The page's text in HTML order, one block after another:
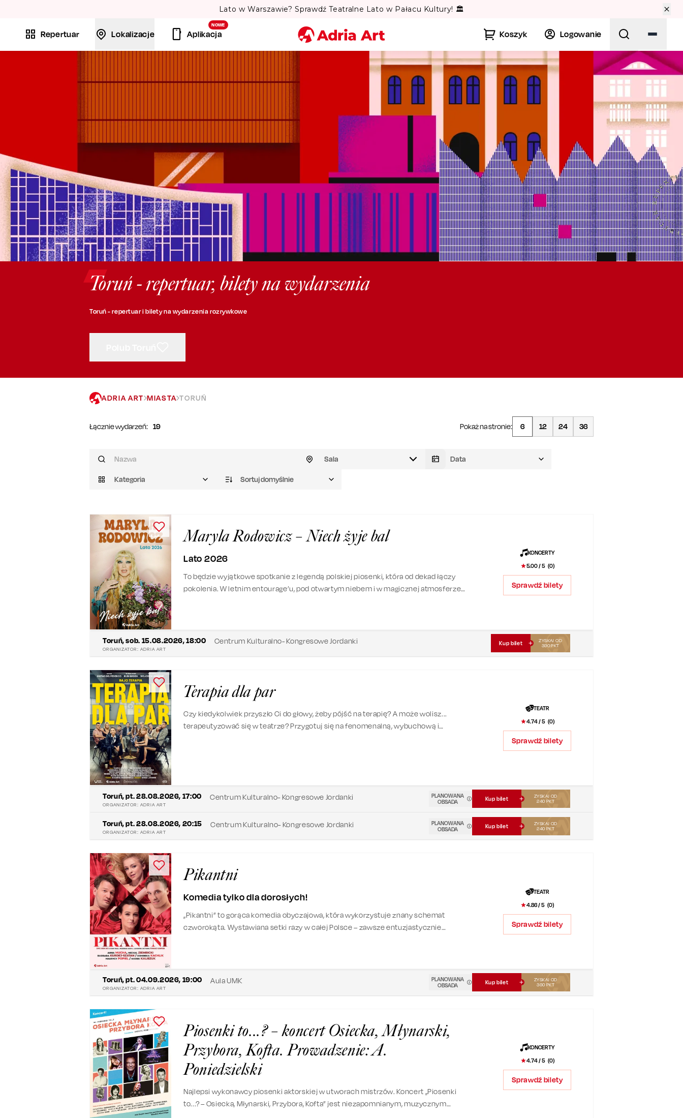
Gipsy Kings w Krakowie! Twórcy przebojów: „Bamboléo” i „Volare”. 💃
Repertuar Lokalizacje
NOWE
Aplikacja Koszyk Logowanie
Miasto
Szukaj
Toruń - repertuar, bilety na wydarzenia
Toruń - repertuar i bilety na wydarzenia rozrywkowe
ADRIA ART MIASTA TORUŃ
Łącznie wydarzeń: 19 Pokaż na stronie: 6 12 24 36
Sala
Kategoria Sortuj domyślnie
Maryla Rodowicz – Niech żyje bal
Lato 2026
To będzie wyjątkowe spotkanie z legendą polskiej piosenki, która od dekad łączy
pokolenia. W letnim entourage’u, pod otwartym niebem i w magicznej atmosferze
KONCERTY
5.00/ 5 (0)
Sprawdź bilety
Toruń,sob. 15.08.2026, 18:00
ORGANIZATOR: ADRIA ART
Centrum Kulturalno- Kongresowe Jordanki Kup bilet
ZYSKAJ OD
390PKT
Terapia dla par
Czy kiedykolwiek przyszło Ci do głowy, żeby pójść na terapię? A może wolisz...
terapeutyzować się w teatrze? Przygotuj się na fenomenalną, wybuchową i
TEATR
4.74/ 5 (0)
Sprawdź bilety
Toruń,pt. 28.08.2026, 17:00
ORGANIZATOR: ADRIA ART
Centrum Kulturalno- Kongresowe Jordanki
PLANOWANA
OBSADA
Kup bilet
ZYSKAJ OD
240 PKT
Toruń,pt. 28.08.2026, 20:15
ORGANIZATOR: ADRIA ART
Centrum Kulturalno- Kongresowe Jordanki
PLANOWANA
OBSADA
Kup bilet
ZYSKAJ OD
240 PKT
Pikantni
Komedia tylko dla dorosłych!
„Pikantni” to gorąca komedia obyczajowa, która wykorzystuje znany schemat
czworokąta. Wystawiana setki razy w całej Polsce – zawsze entuzjastycznie
TEATR
4.86/ 5 (0)
Sprawdź bilety
Toruń,pt. 04.09.2026, 19:00
ORGANIZATOR: ADRIA ART
Aula UMK
PLANOWANA
OBSADA
Kup bilet
ZYSKAJ OD
360 PKT
Piosenki to...? – koncert Osiecka, Młynarski,
Przybora, Kofta. Prowadzenie: A.
Poniedzielski
Najlepsi wykonawcy piosenki aktorskiej w utworach mistrzów. Koncert „Piosenki
to...? – Osiecka, Młynarski, Przybora, Kofta” jest niezapomnianym, muzycznym
KONCERTY
4.74/ 5 (0)
Sprawdź bilety